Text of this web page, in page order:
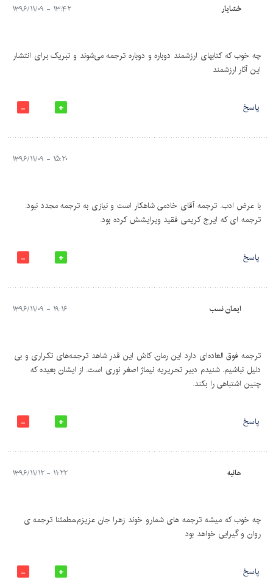
خشایار ۱۳:۴۲ - ۱۳۹۶/۱۱/۰۹
چه خوب که کتابهای ارزشمند دوباره و دوباره ترجمه می‌شوند و تبریک برای انتشار
این آثار ارزشمند
پاسخ
۱۵:۲۰ - ۱۳۹۶/۱۱/۰۹
با عرض ادب. ترجمه آقای خادمی شاهکار است و نیازی به ترجمه مجدد نبود.
ترجمه ای که ایرج کریمی فقید ویرایشش کرده بود.
پاسخ
ایمان نسب ۱۹:۱۶ - ۱۳۹۶/۱۱/۰۹
ترجمه فوق العاده‌ای دارد این رمان. کاش این قدر شاهد ترجمه‌های تکراری و بی
دلیل نباشیم. شنیدم دبیر تحریریه نیماژ اصغر نوری است. از ایشان بعیده که
چنین اشتباهی را بکند.
پاسخ
هانیه ۱۱:۲۲ - ۱۳۹۶/۱۱/۱۲
چه خوب که میشه ترجمه های شمارو خوند زهرا جان عزیزم،مطمئنا ترجمه ی
روان و گیرایی خواهد بود
پاسخ